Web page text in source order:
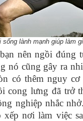
sống lành mạnh giúp làm
nên ngồi đúng
nó cũng gây ra
có thêm nguy
cong lưng đã trở
nghiệp nhắc
xếp nơi làm việc